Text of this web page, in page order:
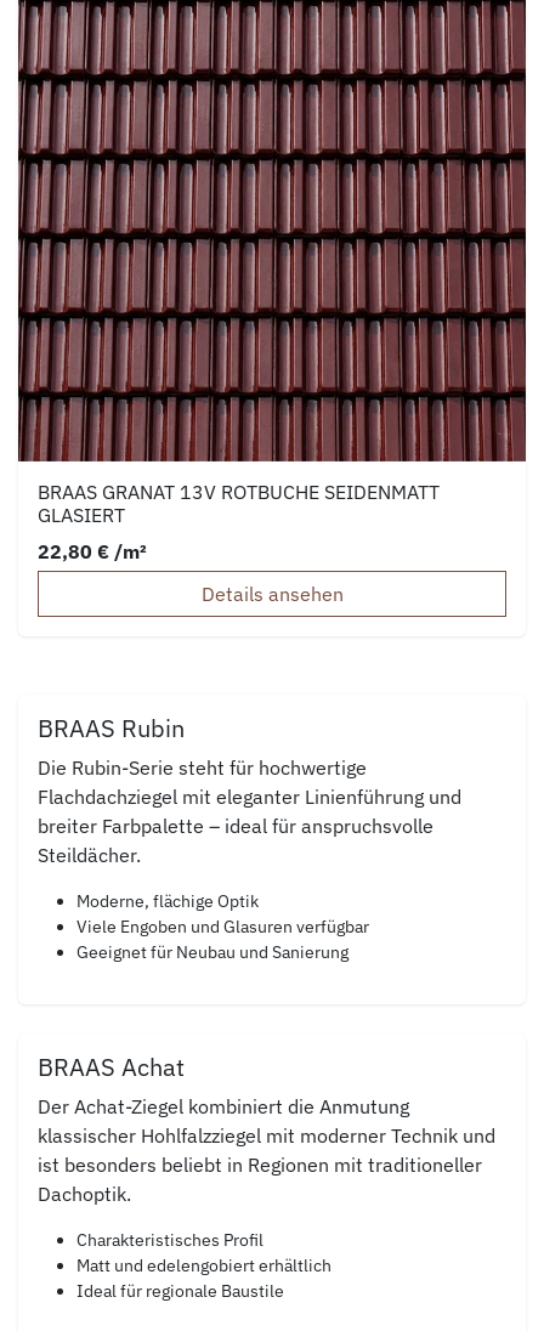
BRAAS GRANAT 13V ROTBUCHE SEIDENMATT
GLASIERT
22,80 € /m²
Details ansehen
BRAAS Rubin
Die Rubin-Serie steht für hochwertige
Flachdachziegel mit eleganter Linienführung und
breiter Farbpalette – ideal für anspruchsvolle
Steildächer.
Moderne, flächige Optik
Viele Engoben und Glasuren verfügbar
Geeignet für Neubau und Sanierung
BRAAS Achat
Der Achat-Ziegel kombiniert die Anmutung
klassischer Hohlfalzziegel mit moderner Technik und
ist besonders beliebt in Regionen mit traditioneller
Dachoptik.
Charakteristisches Profil
Matt und edelengobiert erhältlich
Ideal für regionale Baustile